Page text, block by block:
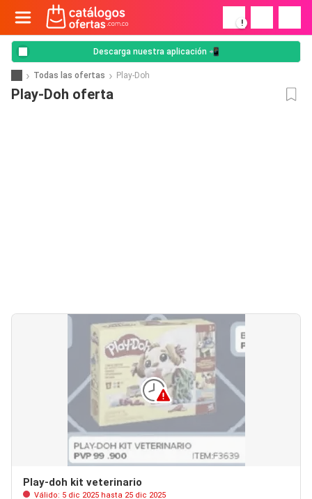
!
Descarga nuestra aplicación 📲
Todas las ofertas Play-Doh
Play-Doh oferta
Play-doh kit veterinario
Válido: 5 dic 2025 hasta 25 dic 2025